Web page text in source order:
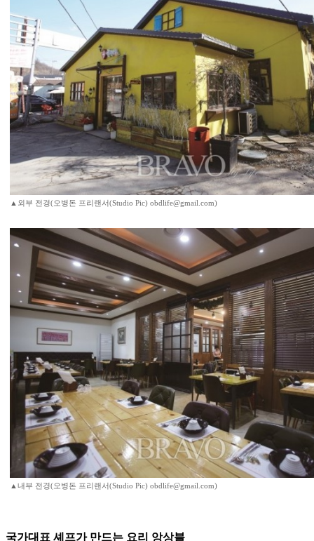
▲외부 전경(오병돈 프리랜서(Studio Pic) obdlife@gmail.com)
▲내부 전경(오병돈 프리랜서(Studio Pic) obdlife@gmail.com)
국가대표 셰프가 만드는 요리 앙상블